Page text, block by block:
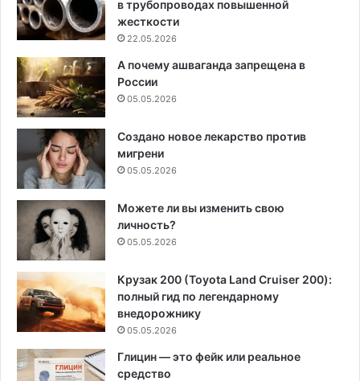
в трубопроводах повышенной
жесткости
22.05.2026
А почему ашваганда запрещена в
России
05.05.2026
Создано новое лекарство против
мигрени
05.05.2026
Можете ли вы изменить свою
личность?
05.05.2026
Крузак 200 (Toyota Land Cruiser 200):
полный гид по легендарному
внедорожнику
05.05.2026
Глицин — это фейк или реальное
средство